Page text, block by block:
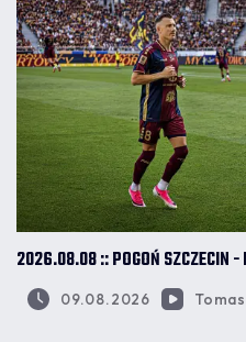
2026.08.08 :: POGOŃ SZCZECIN
09.08.2026